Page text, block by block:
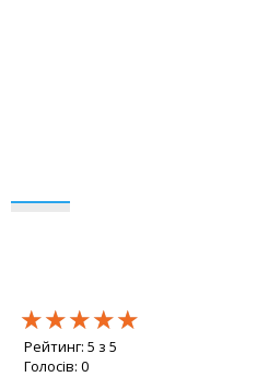
★★★★★
★★★★★
★★★★★
Рейтинг: 5 з 5
Голосів: 0